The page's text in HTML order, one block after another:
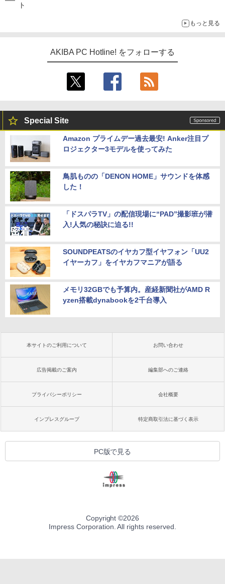
ト
もっと見る
AKIBA PC Hotline! をフォローする
Special Site
Amazon プライムデー過去最安! Anker注目プ
ロジェクター3モデルを使ってみた
鳥肌ものの「DENON HOME」サウンドを体感
した！
「ドスパラTV」の配信現場に“PAD”撮影班が潜
入!人気の秘訣に迫る!!
SOUNDPEATSのイヤカフ型イヤフォン「UU2
イヤーカフ」をイヤカフマニアが語る
メモリ32GBでも予算内。産経新聞社がAMD R
yzen搭載dynabookを2千台導入
本サイトのご利用について お問い合わせ
広告掲載のご案内 編集部へのご連絡
プライバシーポリシー 会社概要
インプレスグループ 特定商取引法に基づく表示
PC版で見る
Copyright ©2026
Impress Corporation. All rights reserved.